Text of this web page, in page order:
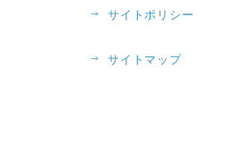
サイトポリシー
サイトマップ